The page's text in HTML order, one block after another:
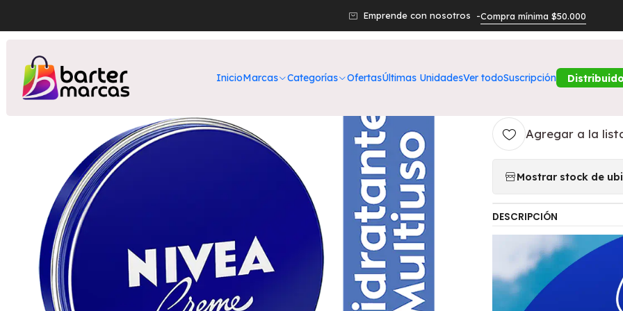
InicioMarcas Categorías OfertasÚltimas UnidadesVer todoSuscripción
Emprende con nosotros -Compra mínima $50.000
Nuestros Productos Belleza Cuerpo Crema Multipropósito Creme
Crema
Agregar a la
Mostrar stock de
DESCRIPCIÓN